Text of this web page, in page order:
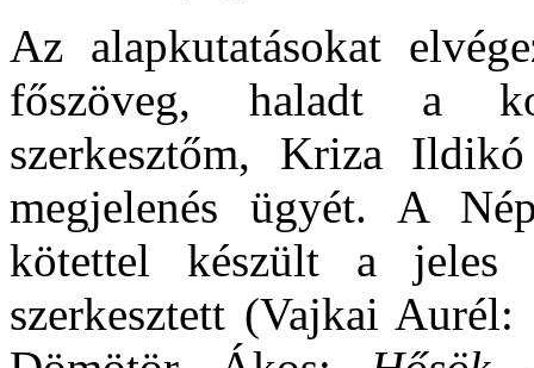
Az alapkutatásokat
főszöveg, haladt a
szerkesztőm, Kriza
megjelenés ügyét. A
kötettel készült a jeles
szerkesztett (Vajkai Aurél: